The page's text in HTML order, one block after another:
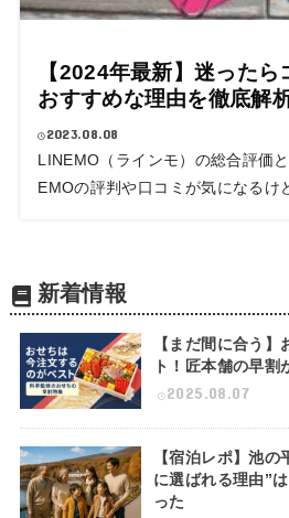
【2024年最新】迷った
おすすめな理由を徹底解
2023.08.08
LINEMO（ラインモ）の総合評価
EMOの評判や口コミが気になるけ
新着情報
【まだ間に合う
ト！匠本舗の早割
2025.08.07
【宿泊レポ】池
に選ばれる理由”
った